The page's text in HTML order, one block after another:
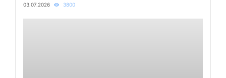
03.07.2026 3800